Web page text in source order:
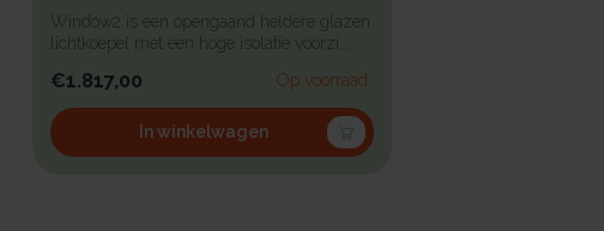
Window2 is een opengaand heldere glazen
lichtkoepel met een hoge isolatie voorzi...
€1.817,00 Op voorraad
In winkelwagen